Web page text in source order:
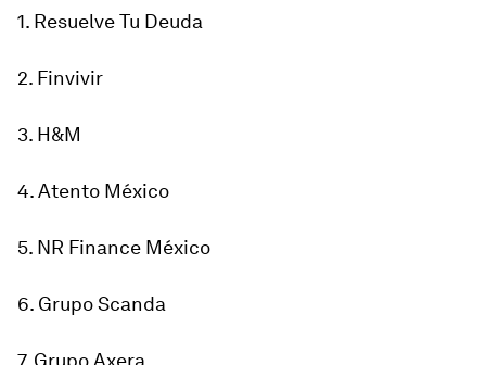
1. Resuelve Tu Deuda
2. Finvivir
3. H&M
4. Atento México
5. NR Finance México
6. Grupo Scanda
7. Grupo Axera